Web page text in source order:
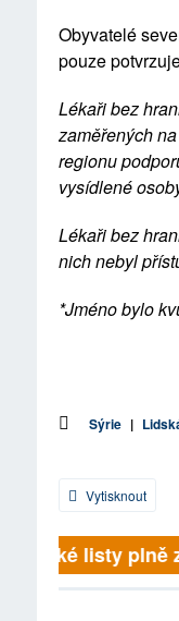
Obyvatelé
pouze
Lékaři bez
zaměřených
regionu
vysídlené
Lékaři bez
nich nebyl
*Jméno bylo
Sýrie |
Vytisknout
Britské listy plně